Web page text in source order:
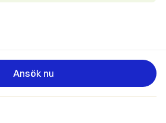
Ansök nu